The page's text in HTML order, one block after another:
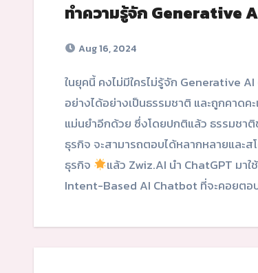
ทำความรู้จัก Generative
Aug 16, 2024
ในยุคนี้ คงไม่มีใครไม่รู้จัก Generative AI ตัวดังอย่าง ChatGPT แชทบอทสุดล้ำที่สามารถตอบคำถามทุก
อย่างได้อย่างเป็นธรรมชาติ และถูกคาดค
แม่นยำอีกด้วย ซึ่งโดยปกติแล้ว ธรรมชา
ธุรกิจ จะสามารถตอบได้หลากหลายและส
ธุรกิจ
แล้ว Zwiz.AI นำ ChatGPT มา
Intent-Based AI Chatbot ที่จะคอยตอ